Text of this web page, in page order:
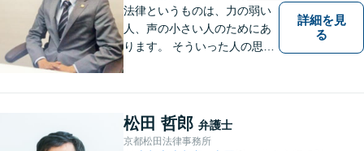
法律というものは、力の弱い
人、声の小さい人のためにあ
ります。 そういった人の思い
目指します。
詳細を見
る
松田 哲郎 弁護士
京都松田法律事務所